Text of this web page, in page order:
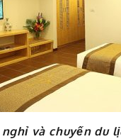
và chuyến du